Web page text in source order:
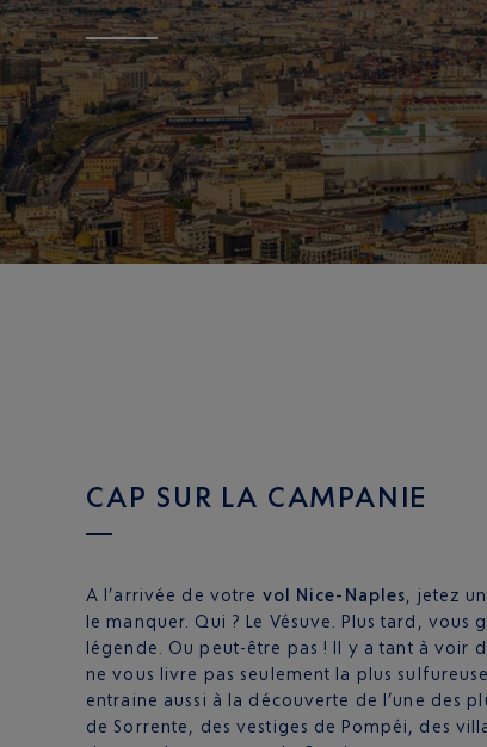
CAP SUR LA CAMPANIE
A l’arrivée de votre vol Nice-Naples, jetez
le manquer. Qui ? Le Vésuve. Plus tard,
légende. Ou peut-être pas ! Il y a tant à voir
ne vous livre pas seulement la plus
entraine aussi à la découverte de l’une des
de Sorrente, des vestiges de Pompéi, des